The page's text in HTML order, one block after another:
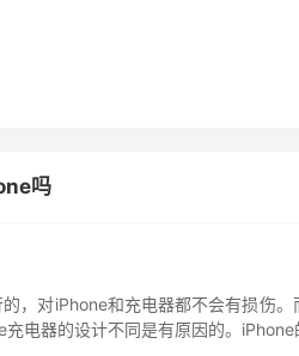
吗
，对iPhone和充电器都不会有损伤
电器的设计不同是有原因的。